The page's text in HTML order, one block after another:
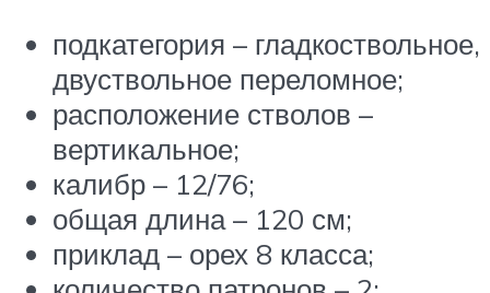
подкатегория – гладкоствольное,
двуствольное переломное;
расположение стволов –
вертикальное;
калибр – 12/76;
общая длина – 120 см;
приклад – орех 8 класса;